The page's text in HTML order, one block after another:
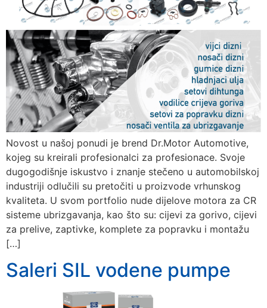
Novost u našoj ponudi je brend Dr.Motor Automotive,
kojeg su kreirali profesionalci za profesionace. Svoje
dugogodišnje iskustvo i znanje stečeno u automobilskoj
industriji odlučili su pretočiti u proizvode vrhunskog
kvaliteta. U svom portfolio nude dijelove motora za CR
sisteme ubrizgavanja, kao što su: cijevi za gorivo, cijevi
za prelive, zaptivke, komplete za popravku i montažu
[…]
Saleri SIL vodene pumpe